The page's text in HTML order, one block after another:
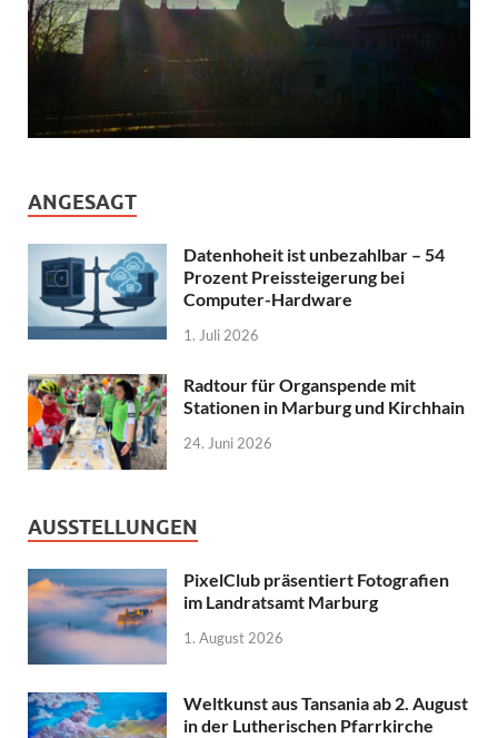
ANGESAGT
Datenhoheit ist unbezahlbar – 54
Prozent Preissteigerung bei
Computer-Hardware
1. Juli 2026
Radtour für Organspende mit
Stationen in Marburg und Kirchhain
24. Juni 2026
AUSSTELLUNGEN
PixelClub präsentiert Fotografien
im Landratsamt Marburg
1. August 2026
Weltkunst aus Tansania ab 2. August
in der Lutherischen Pfarrkirche